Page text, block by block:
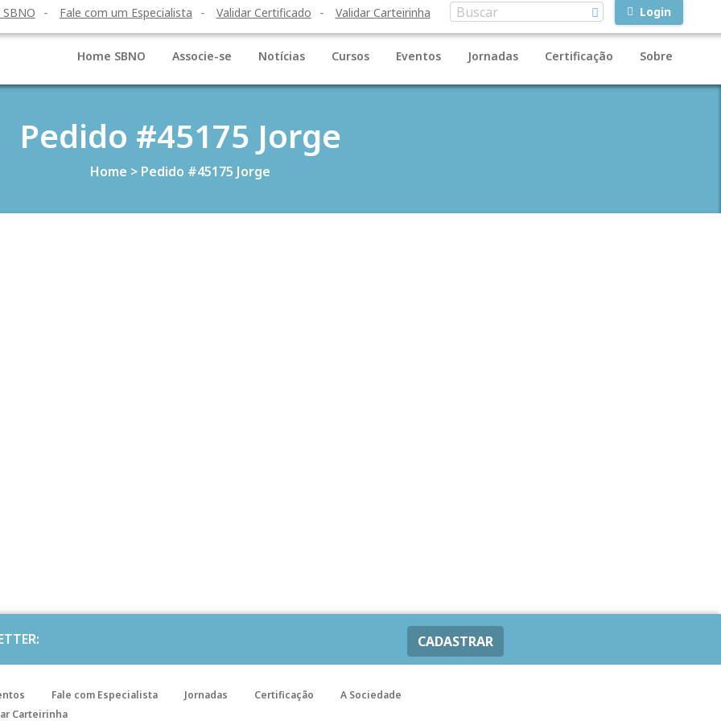
Fale com um Especialista Validar Certificado Validar Carteirinha Login
Home SBNO Associe-se Notícias Cursos Eventos Jornadas Certificação Sobre
Pedido #45175 Jorge
Home > Pedido #45175 Jorge
CADASTRAR
Fale com Especialista Jornadas Certificação
A Sociedade
Carteirinha